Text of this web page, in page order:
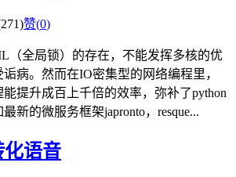
赞(0)
（全局锁）的存在，不能发挥多核的优
病。然而在IO密集型的网络编程里，
提升成百上千倍的效率，弥补了python
新的微服务框架japronto，resque...
化语音